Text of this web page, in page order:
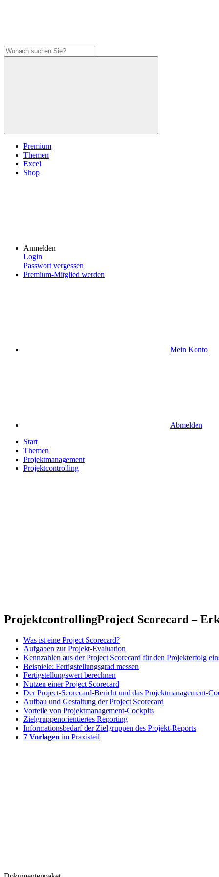
Premium
Themen
Excel
Shop
Anmelden
Login
Passwort vergessen
Premium-Mitglied werden
Mein Konto
Abmelden
Start
Themen
Projektmanagement
Projektcontrolling
ProjektcontrollingProject Scorecard –
Was ist eine Project Scorecard?
Aufgaben zur Projekt-Evaluation
Kennzahlen aus der Project Scorecard für den Projekterfolg
Beispiele: Fertigstellungsgrad messen
Fertigstellungswert berechnen
Nutzen einer Project Scorecard
Der Project-Scorecard-Bericht und das Projektmanagement-
Aufbau und Gestaltung der Project Scorecard
Vorteile von Projektmanagement-Cockpits
Zielgruppenorientiertes Reporting
Informationsbedarf der Zielgruppen des Projekt-Reports
7 Vorlagen im Praxisteil